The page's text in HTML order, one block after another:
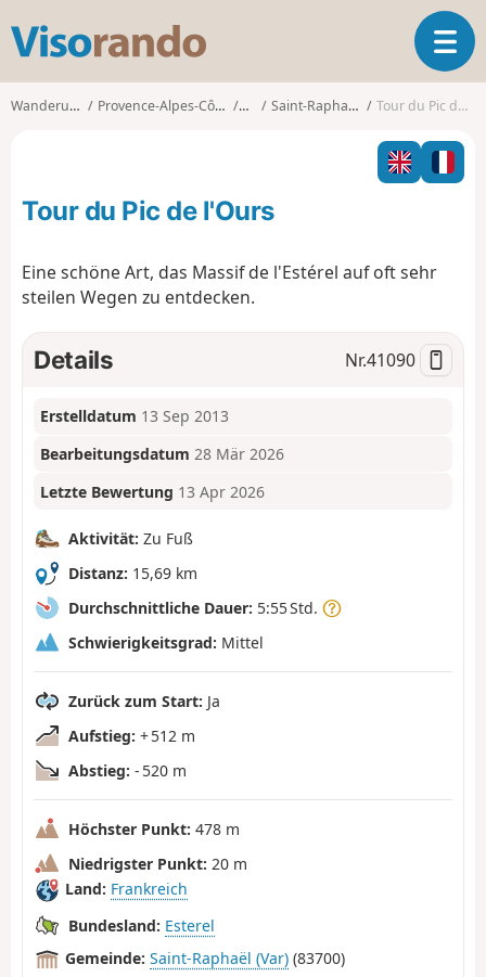
s
o
o
T
o
l
n
i
o
Wanderungen Provence-Alpes-Côte d'Azur Var Saint-Raphaël (Var) Tour du Pic de l'Ours
Tour du Pic de l'Ours
Eine schöne Art, das Massif de l'Estérel auf oft sehr
steilen Wegen zu entdecken.
Details Nr.41090
Erstelldatum 13 Sep 2013
Bearbeitungsdatum 28 Mär 2026
Letzte Bewertung 13 Apr 2026
Aktivität: Zu Fuß
Distanz: 15,69 km
Durchschnittliche Dauer: 5:55 Std.
Schwierigkeitsgrad: Mittel
Zurück zum Start: Ja
Aufstieg: + 512 m
Abstieg: - 520 m
Höchster Punkt: 478 m
Niedrigster Punkt: 20 m
Land: Frankreich
Bundesland: Esterel
Gemeinde: Saint-Raphaël (Var) (83700)